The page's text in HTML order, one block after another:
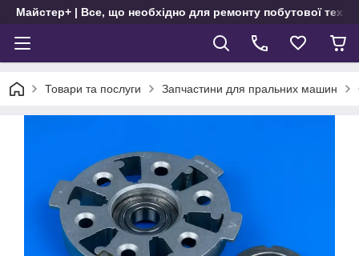
Майстер+ | Все, що необхідно для ремонту побутової
Товари та послуги Запчастини для пральних машин